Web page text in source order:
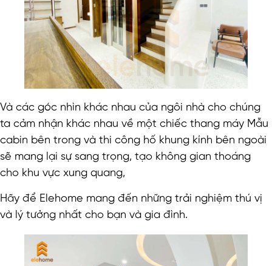
Và các góc nhìn khác nhau của ngôi nhà cho chúng
ta cảm nhận khác nhau về một chiếc thang máy Mẫu
cabin bên trong và thi công hố khung kính bên ngoài
sẽ mang lại sự sang trọng, tạo không gian thoáng
cho khu vực xung quang,
Hãy để Elehome mang đến những trải nghiệm thú vị
và lý tưởng nhất cho bạn và gia đình.